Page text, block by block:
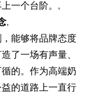
一个台阶。 ,
,
能够将品牌态度
了一场有声量、
的。作为高端奶
的道路上一直行